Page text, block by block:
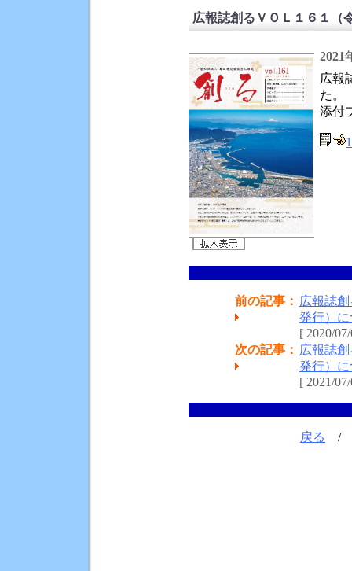
広報誌創るＶＯＬ１６１（
2021
広報
た。
添付
前の記事： 広報誌
発行）
[ 2020/
次の記事： 広報誌
発行）
[ 2021/
戻る